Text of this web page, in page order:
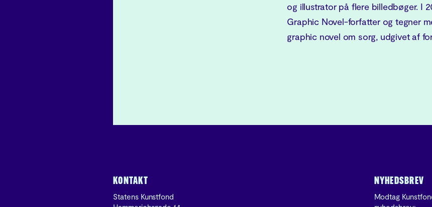
og illustrator på flere billedbøger. I
Graphic Novel-forfatter og tegner
graphic novel om sorg, udgivet af
KONTAKT
Statens Kunstfond
NYHEDSBREV
Modtag